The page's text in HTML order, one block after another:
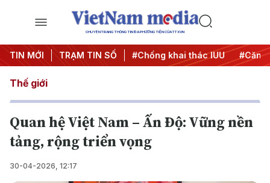
CHUYÊN TRANG THÔNG TIN ĐA PHƯƠNG TIỆN CỦA TTXVN
TIN MỚI TRẠM TIN SỐ
dịch 500 ngày đêm #Chống khai thác IUU #Căng
Thế giới
Quan hệ Việt Nam – Ấn Độ: Vững nền
tảng, rộng triển vọng
30-04-2026, 12:17